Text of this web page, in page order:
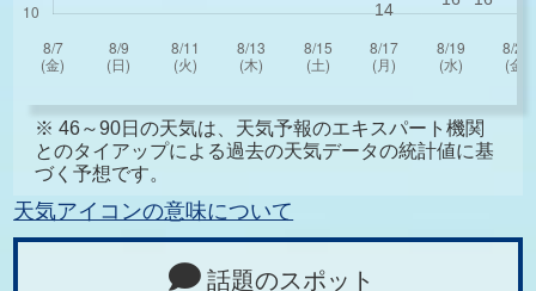
※ 46～90日の天気は、天気予報のエキスパート機関
とのタイアップによる過去の天気データの統計値に基
づく予想です。
天気アイコンの意味について
話題のスポット